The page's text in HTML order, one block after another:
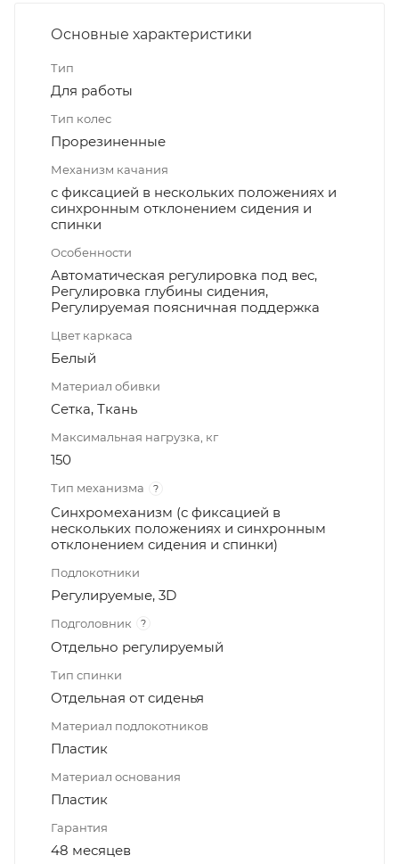
Основные характеристики
Тип
Для работы
Тип колес
Прорезиненные
Механизм качания
с фиксацией в нескольких положениях и
синхронным отклонением сидения и
спинки
Особенности
Автоматическая регулировка под вес,
Регулировка глубины сидения,
Регулируемая поясничная поддержка
Цвет каркаса
Белый
Материал обивки
Сетка, Ткань
Максимальная нагрузка, кг
150
Тип механизма ?
Синхромеханизм (с фиксацией в
нескольких положениях и синхронным
отклонением сидения и спинки)
Подлокотники
Регулируемые, 3D
Подголовник ?
Отдельно регулируемый
Тип спинки
Отдельная от сиденья
Материал подлокотников
Пластик
Материал основания
Пластик
Гарантия
48 месяцев